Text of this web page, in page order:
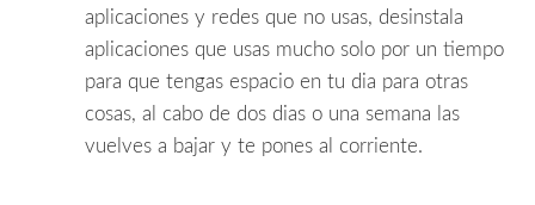
aplicaciones y redes que no usas, desinstala
aplicaciones que usas mucho solo por un tiempo
para que tengas espacio en tu dia para otras
cosas, al cabo de dos dias o una semana las
vuelves a bajar y te pones al corriente.